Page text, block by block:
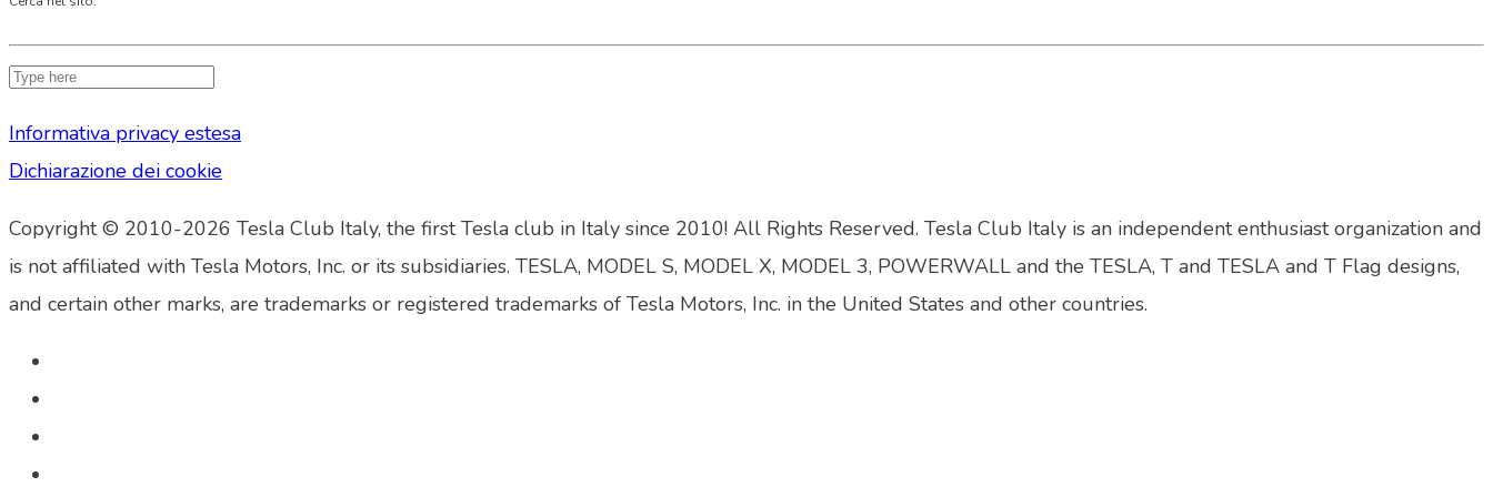
Informativa privacy estesa
Dichiarazione dei cookie
Copyright © 2010-2026 Tesla Club Italy, the first Tesla club in Italy since 2010! All Rights Reserved. Tesla Club Italy is an independent enthusiast organization and
is not affiliated with Tesla Motors, Inc. or its subsidiaries. TESLA, MODEL S, MODEL X, MODEL 3, POWERWALL and the TESLA, T and TESLA and T Flag designs,
and certain other marks, are trademarks or registered trademarks of Tesla Motors, Inc. in the United States and other countries.